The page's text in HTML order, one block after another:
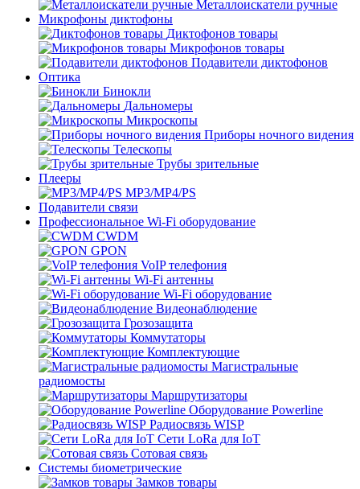
Металлоискатели ручные
Микрофоны диктофоны
Диктофонов товары
Микрофонов товары
Подавители диктофонов
Оптика
Бинокли
Дальномеры
Микроскопы
Приборы ночного видения
Телескопы
Трубы зрительные
Плееры
MP3/MP4/PS
Подавители связи
Профессиональное Wi-Fi оборудование
CWDM
GPON
VoIP телефония
Wi-Fi антенны
Wi-Fi оборудование
Видеонаблюдение
Грозозащита
Коммутаторы
Комплектующие
Магистральные
радиомосты
Маршрутизаторы
Оборудование Powerline
Радиосвязь WISP
Сети LoRa для IoT
Сотовая связь
Системы биометрические
Замков товары